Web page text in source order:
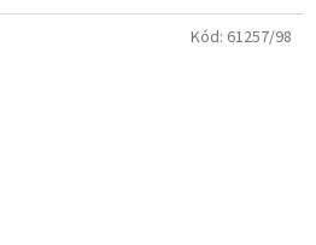
Kód: 61257/98